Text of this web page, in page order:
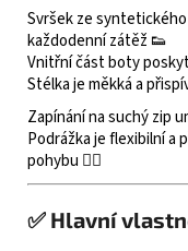
Svršek ze
každodenní zátěž 👟
Vnitřní část boty
Stélka je měkká a
Zapínání na suchý zip
Podrážka je flexibilní a
pohybu 🏃‍♂️
✅ Hlavní